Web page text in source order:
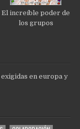
El increíble poder de
los grupos
en europa y